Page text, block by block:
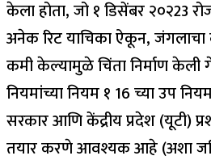
केला होता, जो १ डिसेंबर २०२23
अनेक रिट याचिका ऐकून,
कमी केल्यामुळे चिंता निर्माण केली
नियमांच्या नियम १ 16 च्या उप
सरकार आणि केंद्रीय प्रदेश (यूटी)
तयार करणे आवश्यक आहे (अशा